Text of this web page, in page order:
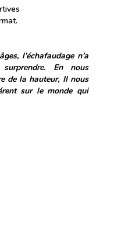
l’échafaudage n’a
En nous
de la hauteur, Il nous
sur le monde qui